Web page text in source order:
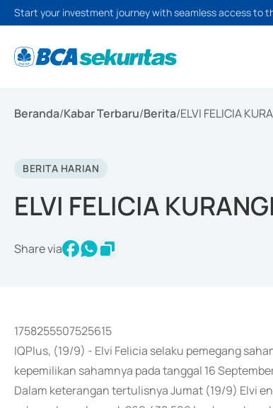
Start your investment journey with seamless access to
Beranda/Kabar Terbaru/Berita/ELVI FELICIA
BERITA HARIAN
ELVI FELICIA
Share via
1758255507525615
IQPlus, (19/9) - Elvi Felicia selaku pemegang
kepemilikan sahamnya pada tanggal 16
Dalam keterangan tertulisnya Jumat (19/9) Elvi